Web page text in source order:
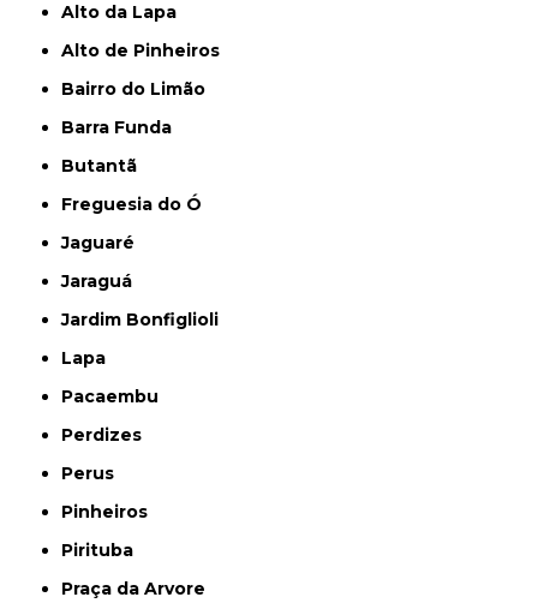
Alto da Lapa
Alto de Pinheiros
Bairro do Limão
Barra Funda
Butantã
Freguesia do Ó
Jaguaré
Jaraguá
Jardim Bonfiglioli
Lapa
Pacaembu
Perdizes
Perus
Pinheiros
Pirituba
Praça da Arvore